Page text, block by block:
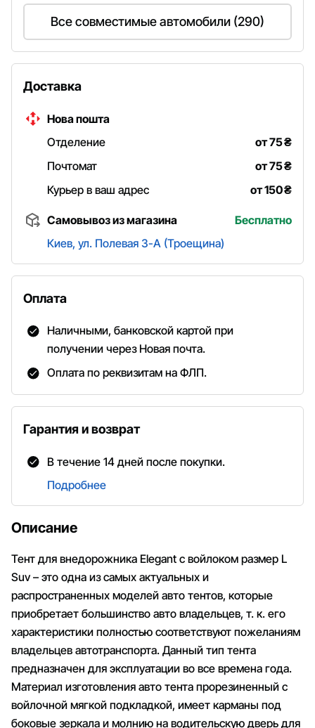
Описание
Тент для внедорожника Elegant с войлоком размер L
Suv – это одна из самых актуальных и
распространенных моделей авто тентов, которые
приобретает большинство авто владельцев, т. к. его
характеристики полностью соответствуют пожеланиям
владельцев автотранспорта. Данный тип тента
предназначен для эксплуатации во все времена года.
Материал изготовления авто тента прорезиненный с
войлочной мягкой подкладкой, имеет карманы под
боковые зеркала и молнию на водительскую дверь для
Все совместимые автомобили (290)
Доставка
Нова пошта
Отделение
от 75₴
Почтомат
от 75₴
Курьер в ваш адрес
от 150₴
Самовывоз из магазина
Бесплатно
Киев, ул. Полевая 3-А (Троещина)
Оплата
Наличными, банковской картой при
получении через Новая почта.
Оплата по реквизитам на ФЛП.
Гарантия и возврат
В течение 14 дней после покупки.
Подробнее